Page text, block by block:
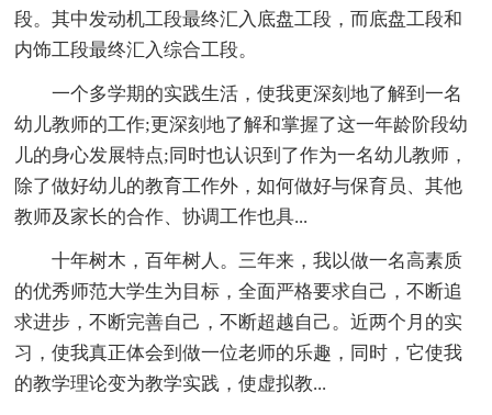
段。其中发动机工段最终汇入底盘工段，而底盘工段和
内饰工段最终汇入综合工段。
一个多学期的实践生活，使我更深刻地了解到一名
幼儿教师的工作;更深刻地了解和掌握了这一年龄阶段幼
儿的身心发展特点;同时也认识到了作为一名幼儿教师，
除了做好幼儿的教育工作外，如何做好与保育员、其他
教师及家长的合作、协调工作也具...
十年树木，百年树人。三年来，我以做一名高素质
的优秀师范大学生为目标，全面严格要求自己，不断追
求进步，不断完善自己，不断超越自己。近两个月的实
习，使我真正体会到做一位老师的乐趣，同时，它使我
的教学理论变为教学实践，使虚拟教...